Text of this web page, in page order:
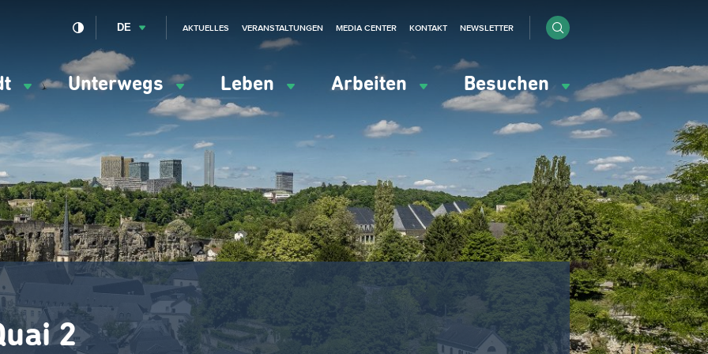
Unterwegs Leben Arbeiten Besuchen
DE AKTUELLES VERANSTALTUNGEN MEDIA CENTER KONTAKT NEWSLETTER
2